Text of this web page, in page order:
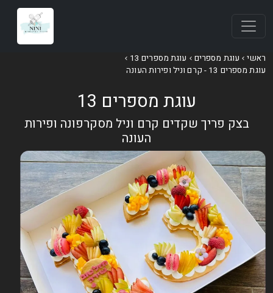
ראשי עוגת מספרים
עוגת מספרים 13
עוגת מספרים 13 - קרם וניל ופירות העונה
עוגת מספרים 13
בצק פריך שקדים קרם וניל מסקרפונה ופירות
העונה